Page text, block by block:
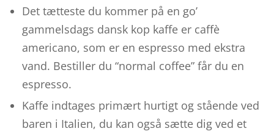
Det tætteste du kommer på en go’
gammelsdags dansk kop kaffe er caffè
americano, som er en espresso med ekstra
vand. Bestiller du “normal coffee” får du en
espresso.
Kaffe indtages primært hurtigt og stående ved
baren i Italien, du kan også sætte dig ved et